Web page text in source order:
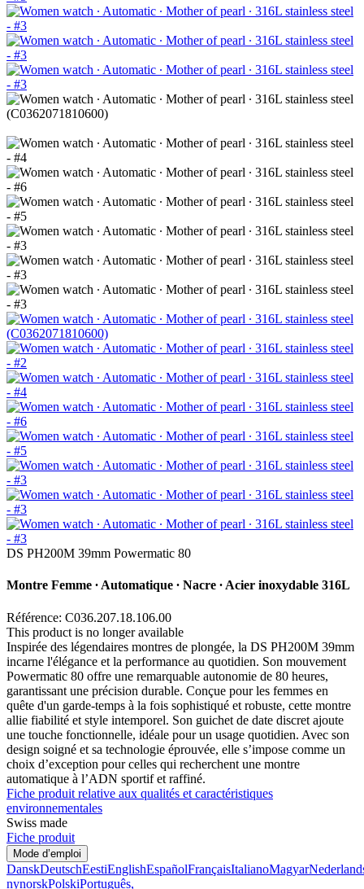
DS PH200M 39mm Powermatic 80
Montre Femme ∙ Automatique ∙ Nacre ∙ Acier inoxydable 316L
Référence: C036.207.18.106.00
This product is no longer available
Inspirée des légendaires montres de plongée, la DS PH200M 39mm
incarne l'élégance et la performance au quotidien. Son mouvement
Powermatic 80 offre une remarquable autonomie de 80 heures,
garantissant une précision durable. Conçue pour les femmes en
quête d'un garde-temps à la fois sophistiqué et robuste, cette montre
allie fiabilité et style intemporel. Son guichet de date discret ajoute
une touche fonctionnelle, idéale pour un usage quotidien. Avec son
design soigné et sa technologie éprouvée, elle s’impose comme un
choix d’exception pour celles qui recherchent une montre
automatique à l’ADN sportif et raffiné.
Fiche produit relative aux qualités et caractéristiques
environnementales
Swiss made
Fiche produit
Mode d’emploi
DanskDeutschEestiEnglishEspañolFrançaisItalianoMagyar
nynorskPolskiPortuguês,